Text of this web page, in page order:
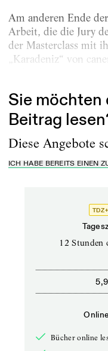
Am anderen Ende
Arbeit, die die Jury
der Masterclass mit
„Karadeniz“ von
Sie möchten
Beitrag
Diese Angebote
ICH HABE BEREITS EINEN
12 Stunden
Bücher online